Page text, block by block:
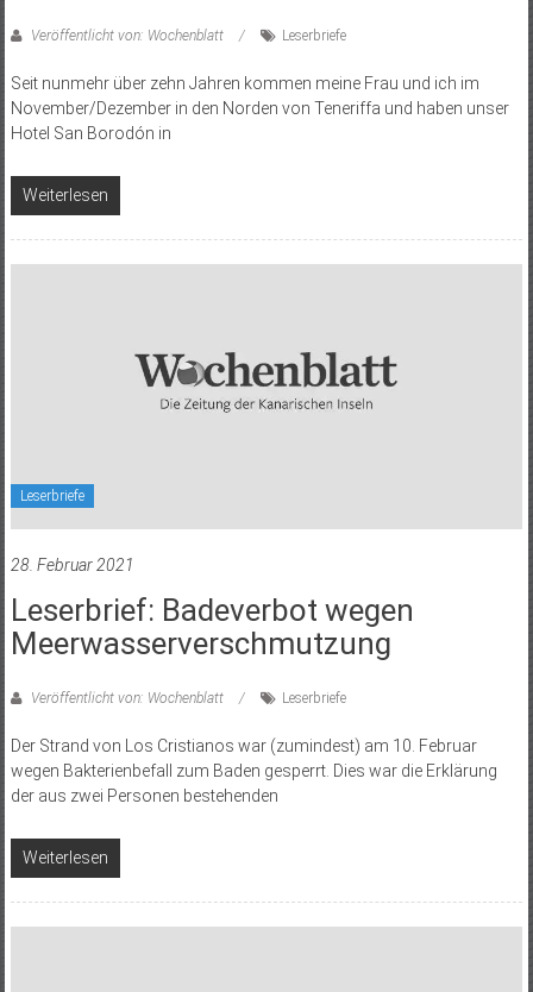
Veröffentlicht von: Wochenblatt Leserbriefe
Seit nunmehr über zehn Jahren kommen meine Frau und ich im
November/Dezember in den Norden von Teneriffa und haben unser
Hotel San Borodón in
Weiterlesen
Leserbriefe
28. Februar 2021
Leserbrief: Badeverbot wegen
Meerwasserverschmutzung
Veröffentlicht von: Wochenblatt Leserbriefe
Der Strand von Los Cristianos war (zumindest) am 10. Februar
wegen Bakterienbefall zum Baden gesperrt. Dies war die Erklärung
der aus zwei Personen bestehenden
Weiterlesen